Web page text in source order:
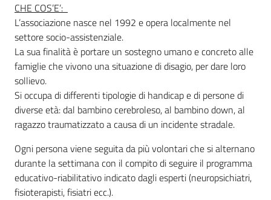
Newsletter
CHE COS’E’:
L’associazione nasce nel 1992 e opera localmente nel
settore socio-assistenziale.
La sua finalità è portare un sostegno umano e concreto alle
famiglie che vivono una situazione di disagio, per dare loro
sollievo.
Si occupa di differenti tipologie di handicap e di persone di
diverse età: dal bambino cerebroleso, al bambino down, al
ragazzo traumatizzato a causa di un incidente stradale.
Ogni persona viene seguita da più volontari che si alternano
durante la settimana con il compito di seguire il programma
educativo-riabilitativo indicato dagli esperti (neuropsichiatri,
fisioterapisti, fisiatri ecc.).